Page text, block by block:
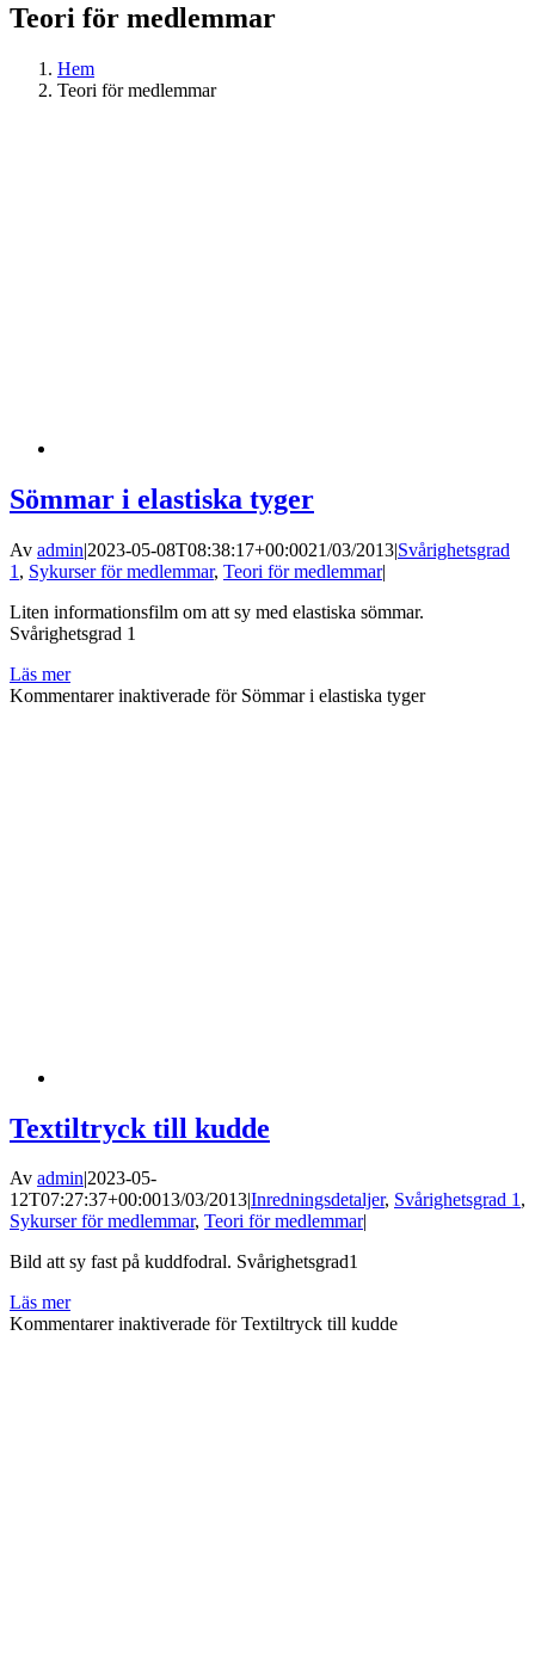
Teori för medlemmar
Hem
Teori för medlemmar
Sömmar i elastiska tyger
Av admin|2023-05-08T08:38:17+00:0021/03/2013|Svårighetsgrad
1 , Sykurser för medlemmar, Teori för medlemmar|
Liten informationsfilm om att sy med elastiska sömmar.
Svårighetsgrad 1
Läs mer
Kommentarer inaktiverade för Sömmar i elastiska tyger
Textiltryck till kudde
Av admin|2023-05-
12T07:27:37+00:0013/03/2013|Inredningsdetaljer, Svårighetsgrad 1,
Sykurser för medlemmar, Teori för medlemmar|
Bild att sy fast på kuddfodral. Svårighetsgrad1
Läs mer
Kommentarer inaktiverade för Textiltryck till kudde